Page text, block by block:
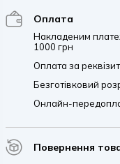
Оплата
Накладеним
1000 грн
Оплата за
Безготівковий
Онлайн-
Повернення